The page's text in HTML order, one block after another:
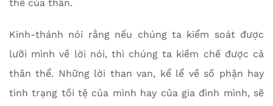
thể của thân.
Kinh-thánh nói rằng nếu chúng ta kiểm soát được
lưỡi mình về lời nói, thì chúng ta kiềm chế được cả
thân thể. Những lời than van, kể lể về số phận hay
tình trạng tồi tệ của mình hay của gia đình mình, sẽ